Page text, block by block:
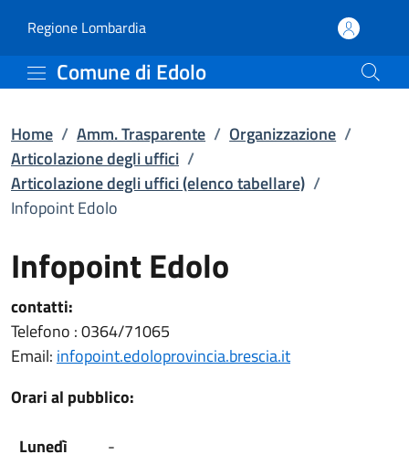
Infopoint Edolo |
Regione Lombardia(apre in un'altra scheda).
Comune di Edolo
Home / Amm. Trasparente / Organizzazione /
Articolazione degli uffici /
Articolazione degli uffici (elenco tabellare) /
Infopoint Edolo
Infopoint Edolo
contatti:
Telefono : 0364/71065
Email: infopoint.edoloprovincia.brescia.it
Orari al pubblico:
Lunedì
-